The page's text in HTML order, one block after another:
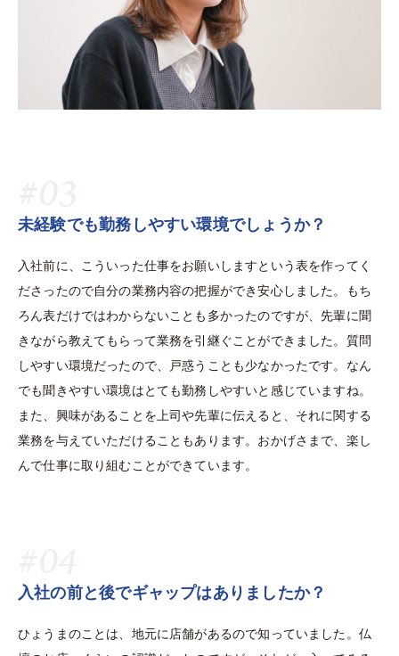
未経験でも勤務しやすい環境でしょうか？
入社前に、こういった仕事をお願いしますという表を作ってく
ださったので自分の業務内容の把握ができ安心しました。もち
ろん表だけではわからないことも多かったのですが、先輩に聞
きながら教えてもらって業務を引継ぐことができました。質問
しやすい環境だったので、戸惑うことも少なかったです。なん
でも聞きやすい環境はとても勤務しやすいと感じていますね。
また、興味があることを上司や先輩に伝えると、それに関する
業務を与えていただけることもあります。おかげさまで、楽し
んで仕事に取り組むことができています。
入社の前と後でギャップはありましたか？
ひょうまのことは、地元に店舗があるので知っていました。仏